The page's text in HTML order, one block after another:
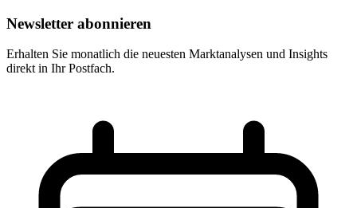
Newsletter abonnieren
Erhalten Sie monatlich die neuesten Marktanalysen und Insights
direkt in Ihr Postfach.